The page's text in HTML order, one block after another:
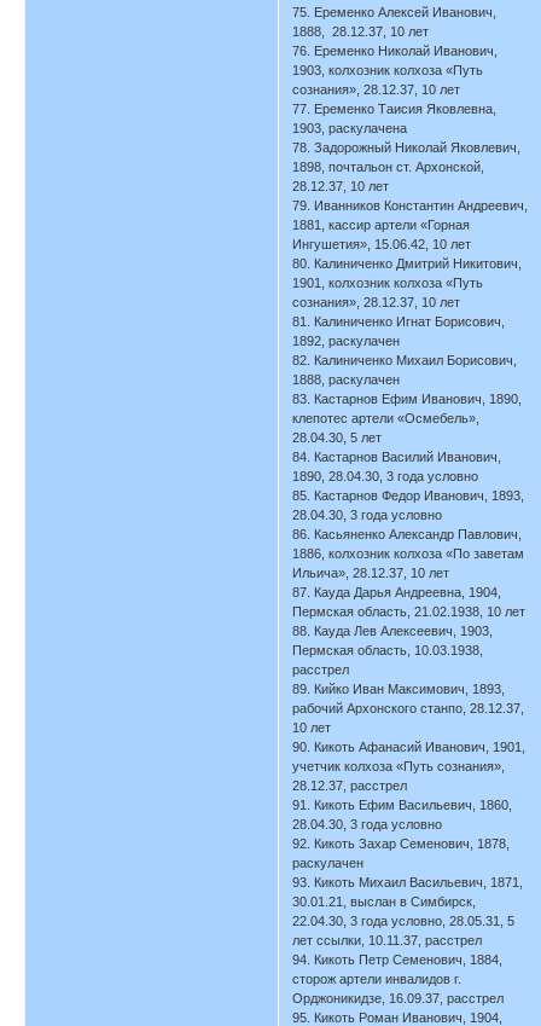
75. Еременко Алексей Иванович,
1888, 28.12.37, 10 лет
76. Еременко Николай Иванович,
1903, колхозник колхоза «Путь
сознания», 28.12.37, 10 лет
77. Еременко Таисия Яковлевна,
1903, раскулачена
78. Задорожный Николай Яковлевич,
1898, почтальон ст. Архонской,
28.12.37, 10 лет
79. Иванников Константин Андреевич,
1881, кассир артели «Горная
Ингушетия», 15.06.42, 10 лет
80. Калиниченко Дмитрий Никитович,
1901, колхозник колхоза «Путь
сознания», 28.12.37, 10 лет
81. Калиниченко Игнат Борисович,
1892, раскулачен
82. Калиниченко Михаил Борисович,
1888, раскулачен
83. Кастарнов Ефим Иванович, 1890,
клепотес артели «Осмебель»,
28.04.30, 5 лет
84. Кастарнов Василий Иванович,
1890, 28.04.30, 3 года условно
85. Кастарнов Федор Иванович, 1893,
28.04.30, 3 года условно
86. Касьяненко Александр Павлович,
1886, колхозник колхоза «По заветам
Ильича», 28.12.37, 10 лет
87. Кауда Дарья Андреевна, 1904,
Пермская область, 21.02.1938, 10 лет
88. Кауда Лев Алексеевич, 1903,
Пермская область, 10.03.1938,
расстрел
89. Кийко Иван Максимович, 1893,
рабочий Архонского станпо, 28.12.37,
10 лет
90. Кикоть Афанасий Иванович, 1901,
учетчик колхоза «Путь сознания»,
28.12.37, расстрел
91. Кикоть Ефим Васильевич, 1860,
28.04.30, 3 года условно
92. Кикоть Захар Семенович, 1878,
раскулачен
93. Кикоть Михаил Васильевич, 1871,
30.01.21, выслан в Симбирск,
22.04.30, 3 года условно, 28.05.31, 5
лет ссылки, 10.11.37, расстрел
94. Кикоть Петр Семенович, 1884,
сторож артели инвалидов г.
Орджоникидзе, 16.09.37, расстрел
95. Кикоть Роман Иванович, 1904,